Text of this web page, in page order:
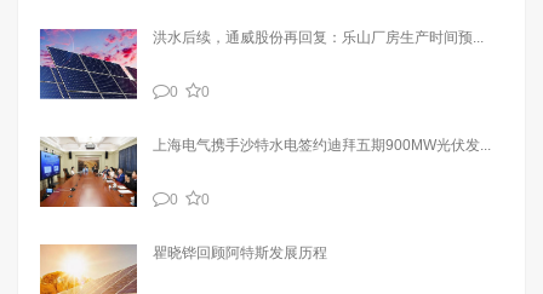
洪水后续，通威股份再回复：乐山厂房生产时间预...
0 0
上海电气携手沙特水电签约迪拜五期900MW光伏发...
0 0
瞿晓铧回顾阿特斯发展历程